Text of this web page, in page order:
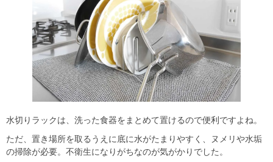
水切りラックは、洗った食器をまとめて置けるので便利ですよね。
ただ、置き場所を取るうえに底に水がたまりやすく、ヌメリや水垢
の掃除が必要。不衛生になりがちなのが気がかりでした。